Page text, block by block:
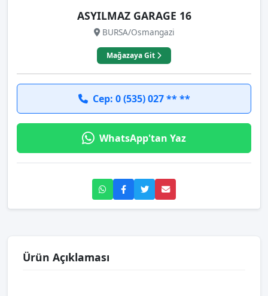
ASYILMAZ GARAGE 16
BURSA/Osmangazi
Mağazaya Git
Cep: 0 (535) 027 ** **
WhatsApp'tan Yaz
Ürün Açıklaması